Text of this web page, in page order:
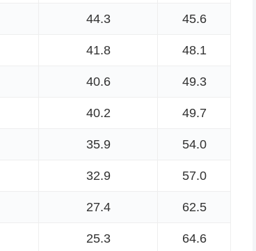
44.3 45.6
41.8 48.1
40.6 49.3
40.2 49.7
35.9 54.0
32.9 57.0
27.4 62.5
25.3 64.6